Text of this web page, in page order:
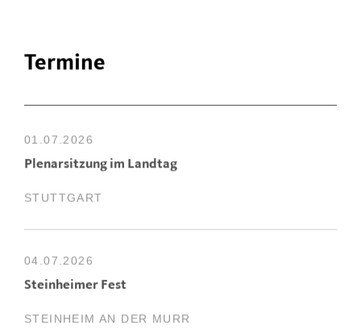
Termine
01.07.2026
Plenarsitzung im Landtag
STUTTGART
04.07.2026
Steinheimer Fest
STEINHEIM AN DER MURR